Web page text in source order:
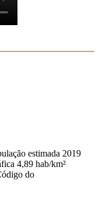
estimada 2019
4,89 hab/km²
do